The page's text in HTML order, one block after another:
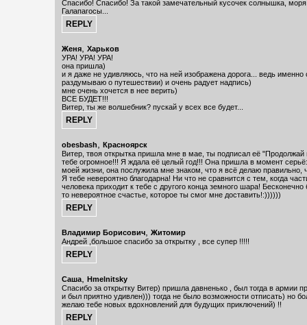
Спасибо! Спасибо! За такой замечательный кусочек солнышка,
Галапагосы...
Женя, Харьков
УРА! УРА! УРА!
она пришла)
и я даже не удивляюсь, что на ней изображена дорога... ведь именно
раздумываю о путешествии) и очень радует надпись)
мне очень хочется в нее верить)
ВСЕ БУДЕТ!!!
Витер, ты же волшебник? пускай у всех все будет...
obesbash, Красноярск
Витер, твоя открытка пришла мне в мае, ты подписал её "Продолжай
тебе огромное!!! Я ждала её целый год!!! Она пришла в момент
моей жизни, она послужила мне знаком, что я всё делаю правильно,
Я тебе невероятно благодарна! Ни что не сравнится с тем, когда
человека приходит к тебе с другого конца земного шара! Бесконечно
то невероятное счастье, которое ты смог мне доставить!:))))))
Владимир Борисович, Житомир
Андрей ,большое спасибо за открытку , все супер !!!!!
Саша, Hmelnitsky
Спасибо за открытку Витер) пришла давненько , был тогда в армии
и был приятно удивлен))) тогда не было возможности отписать) но
желаю тебе новых вдохновлений для будущих приключений) !!